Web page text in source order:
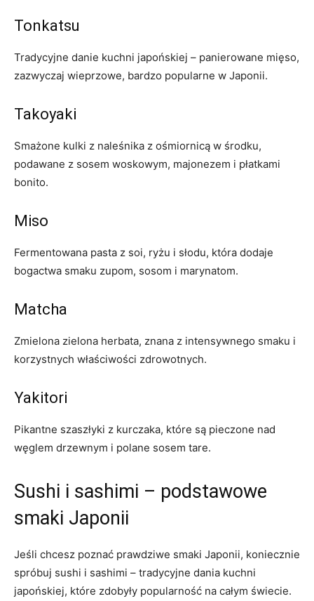
Tonkatsu
Tradycyjne danie kuchni japońskiej – panierowane mięso,
zazwyczaj wieprzowe, bardzo popularne w Japonii.
Takoyaki
Smażone kulki z naleśnika z ośmiornicą w środku,
podawane z sosem woskowym, majonezem i płatkami
bonito.
Miso
Fermentowana pasta z soi, ryżu i słodu, która dodaje
bogactwa smaku zupom, sosom i marynatom.
Matcha
Zmielona zielona herbata, znana z intensywnego smaku i
korzystnych właściwości zdrowotnych.
Yakitori
Pikantne szaszłyki z kurczaka, które są pieczone nad
węglem drzewnym i polane sosem tare.
Sushi i sashimi – podstawowe
smaki Japonii
Jeśli chcesz poznać prawdziwe smaki Japonii, koniecznie
spróbuj sushi i sashimi – tradycyjne dania kuchni
japońskiej, które zdobyły popularność na całym świecie.